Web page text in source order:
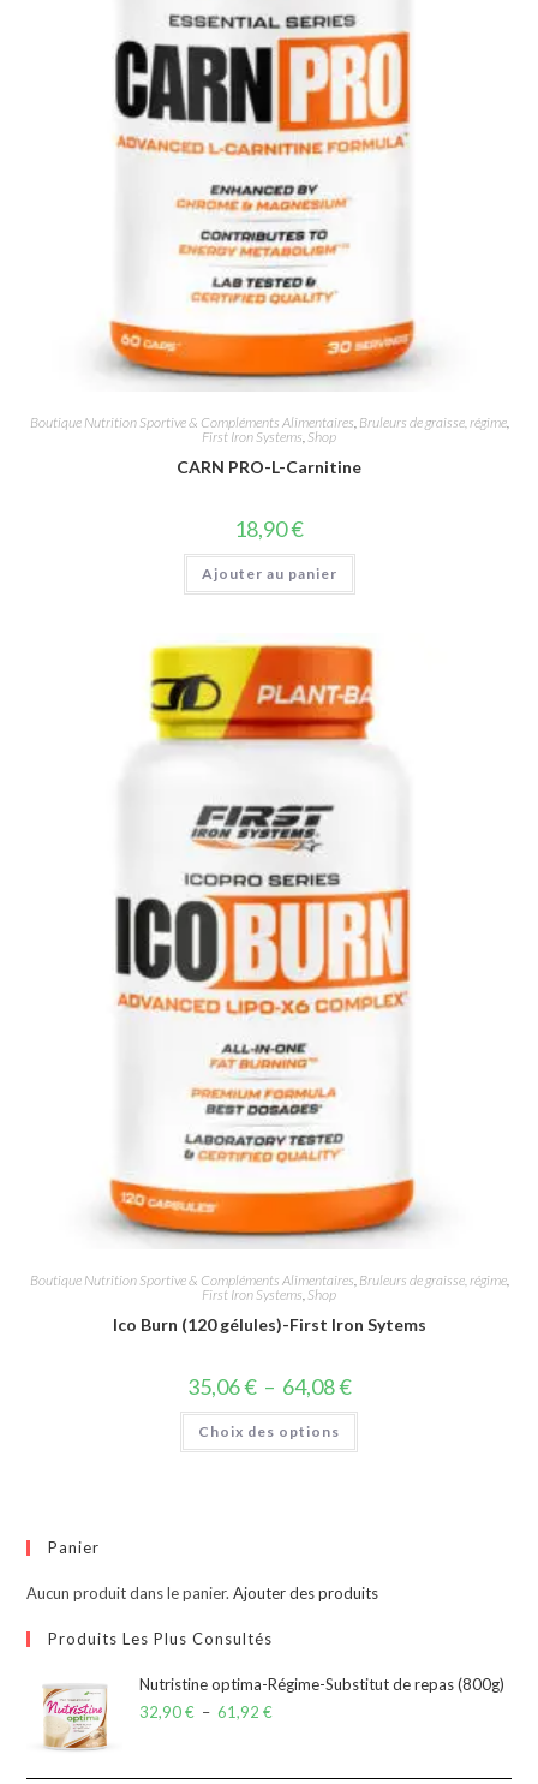
Boutique Nutrition Sportive & Compléments Alimentaires Bruleurs de graisse, régime,
First Iron Systems Shop
CARN PRO-L-Carnitine
18,90€
Ajouter au panier
Boutique Nutrition Sportive & Compléments Alimentaires, Bruleurs de graisse, régime,
First Iron Systems, Shop
Ico Burn (120 gélules)-First Iron Sytems
35,06€ – 64,08€
Choix des options
Panier
Aucun produit dans le panier.Ajouter des produits
Produits Les Plus Consultés
Nutristine optima-Régime-Substitut de repas (800g)
32,90€ – 61,92€